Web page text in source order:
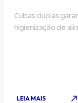
Cubas duplas
higienização de
LEIA MAIS